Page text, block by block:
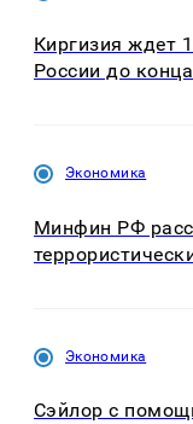
Киргизия ждет
России до
Экономика
Минфин РФ
Экономика
Сэйлор с